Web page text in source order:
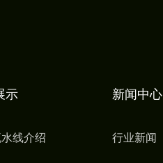
示
线介绍
新闻中心
行业新闻